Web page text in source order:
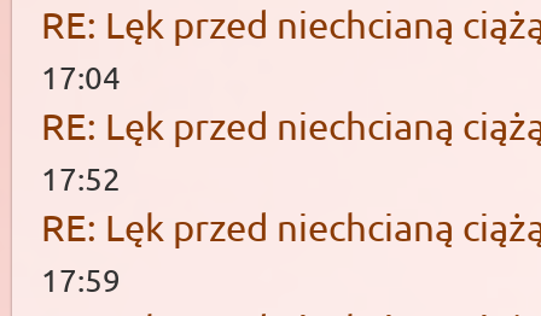
RE: Lęk przed niechcianą
17:04
RE: Lęk przed niechcianą
17:52
RE: Lęk przed niechcianą
17:59